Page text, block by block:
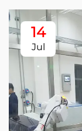
14
Jul